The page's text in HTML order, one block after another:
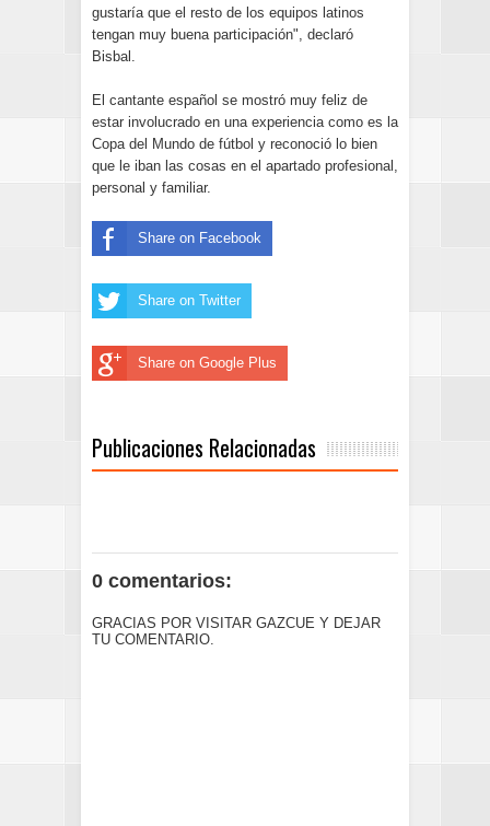
gustaría que el resto de los equipos latinos
tengan muy buena participación", declaró
Bisbal.
El cantante español se mostró muy feliz de
estar involucrado en una experiencia como es la
Copa del Mundo de fútbol y reconoció lo bien
que le iban las cosas en el apartado profesional,
personal y familiar.
Share on Facebook
Share on Twitter
Share on Google Plus
Publicaciones Relacionadas
0 comentarios:
GRACIAS POR VISITAR GAZCUE Y DEJAR
TU COMENTARIO.